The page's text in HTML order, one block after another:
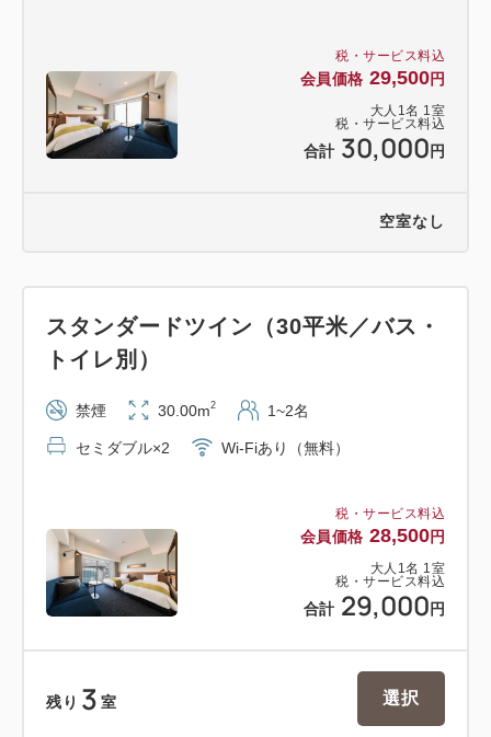
海道線8分→JR川崎駅西口より徒歩2分
※写真は全てイメージです。
税・サービス料込
会員価格 29,500円
大人 1 名 1 室
税・サービス料込
合計 30,000 円
空室なし
税・サービス料込
会員価格 28,500円
大人 1 名 1 室
税・サービス料込
合計 29,000 円
スタンダードツイン（30平米／バス・
トイレ別）
禁煙 30.00m2 1~2名
セミダブル×2 Wi-Fiあり（無料）
残り 3 室 選択